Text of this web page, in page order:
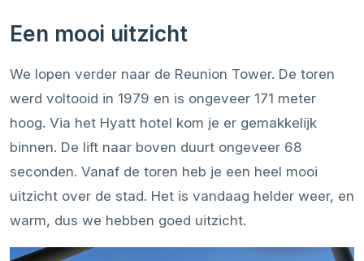
Een mooi uitzicht
We lopen verder naar de Reunion Tower. De toren
werd voltooid in 1979 en is ongeveer 171 meter
hoog. Via het Hyatt hotel kom je er gemakkelijk
binnen. De lift naar boven duurt ongeveer 68
seconden. Vanaf de toren heb je een heel mooi
uitzicht over de stad. Het is vandaag helder weer, en
warm, dus we hebben goed uitzicht.